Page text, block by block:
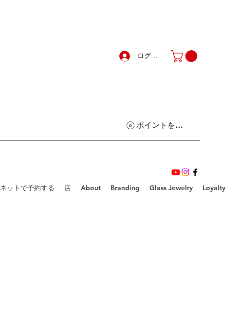
ログイン
ポイントを表示
ネットで予約する 店 About Branding Glass Jewelry Loyalty